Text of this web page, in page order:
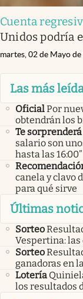
Cuenta
Unidos podría
martes, 02 de Mayo
Las más
OficialPor
obtendrán los
Te sorprenderá
salario son
hasta las 16:00”
canela y clavo
para qué sirve
Últimas
Sorteo
Vespertina: las
Sorteo
ganadoras en
Lotería
los resultados